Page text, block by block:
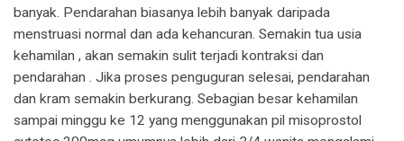
banyak. Pendarahan biasanya lebih banyak daripada
menstruasi normal dan ada kehancuran. Semakin tua usia
kehamilan , akan semakin sulit terjadi kontraksi dan
pendarahan . Jika proses penguguran selesai, pendarahan
dan kram semakin berkurang. Sebagian besar kehamilan
sampai minggu ke 12 yang menggunakan pil misoprostol